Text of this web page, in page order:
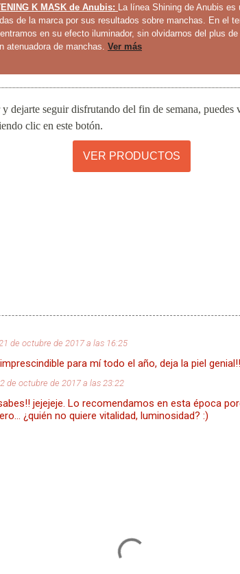
K MASK de Anubis: La línea Shining de Anubis es
de la marca por sus resultados sobre manchas. En el
en su efecto iluminador, sin olvidarnos del plus
atenuadora de manchas. Ver más
y dejarte seguir disfrutando del fin de semana, puedes
clic en este botón.
VER PRODUCTOS
de octubre de 2017 a las 16:25
para mí todo el año, deja la piel genial!!
de octubre de 2017 a las 23:22
sabes!! jejejeje. Lo recomendamos en esta época
¿quién no quiere vitalidad, luminosidad? :)